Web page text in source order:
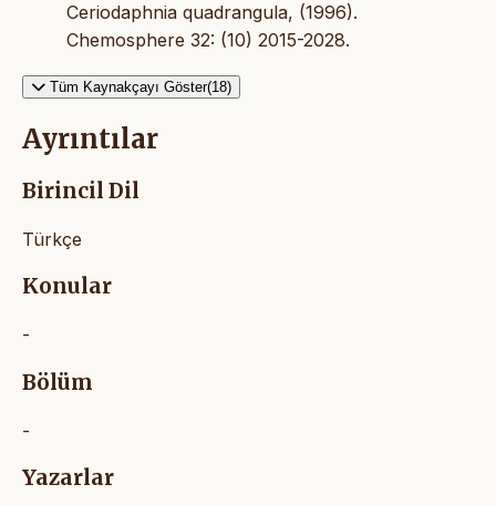
Ceriodaphnia quadrangula, (1996).
Chemosphere 32: (10) 2015-2028.
Tüm Kaynakçayı Göster(18)
Ayrıntılar
Birincil Dil
Türkçe
Konular
-
Bölüm
-
Yazarlar